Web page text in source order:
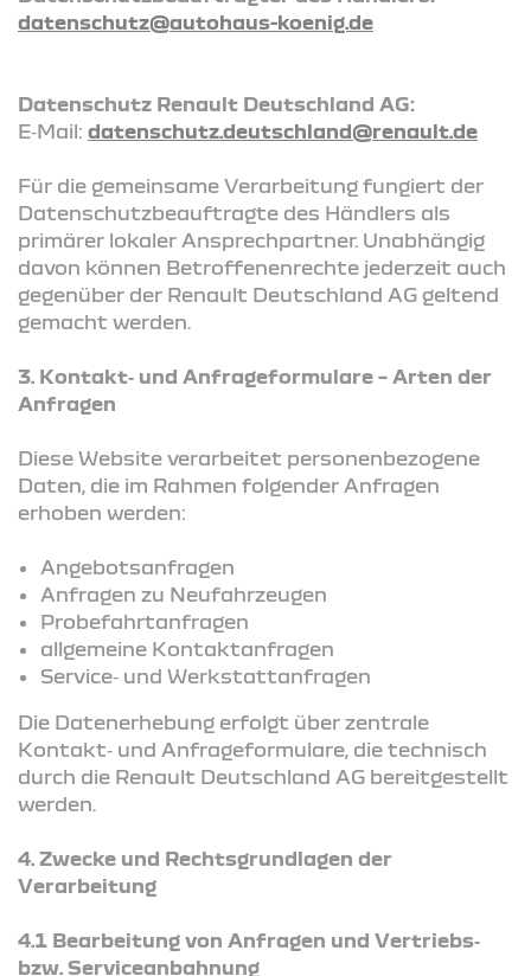
datenschutz@autohaus-koenig.de
Datenschutz Renault Deutschland AG:
E‑Mail: datenschutz.deutschland@renault.de
Für die gemeinsame Verarbeitung fungiert der
Datenschutzbeauftragte des Händlers als
primärer lokaler Ansprechpartner. Unabhängig
davon können Betroffenenrechte jederzeit auch
gegenüber der Renault Deutschland AG geltend
gemacht werden.
3. Kontakt‑ und Anfrageformulare – Arten der
Anfragen
Diese Website verarbeitet personenbezogene
Daten, die im Rahmen folgender Anfragen
erhoben werden:
Angebotsanfragen
Anfragen zu Neufahrzeugen
Probefahrtanfragen
allgemeine Kontaktanfragen
Service‑ und Werkstattanfragen
Die Datenerhebung erfolgt über zentrale
Kontakt‑ und Anfrageformulare, die technisch
durch die Renault Deutschland AG bereitgestellt
werden.
4. Zwecke und Rechtsgrundlagen der
Verarbeitung
4.1 Bearbeitung von Anfragen und Vertriebs‑
bzw. Serviceanbahnung